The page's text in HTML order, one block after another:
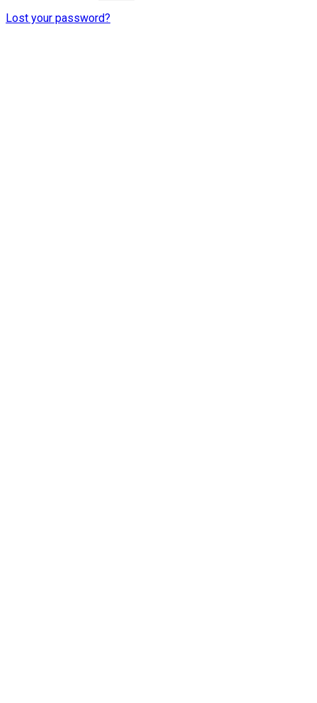
Lost your password?